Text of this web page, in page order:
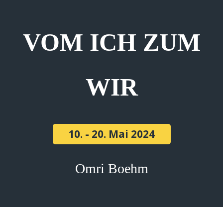
VOM ICH ZUM
WIR
10. - 20. Mai 2024
Omri Boehm